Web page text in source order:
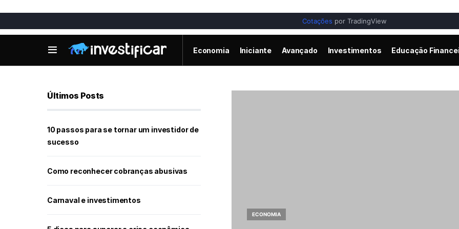
Cotações por TradingView
Economia Iniciante Avançado Investimentos Educação
ECONOMIA
Últimos Posts
10 passos para se tornar um investidor de
sucesso
Como reconhecer cobranças abusivas
Carnaval e investimentos